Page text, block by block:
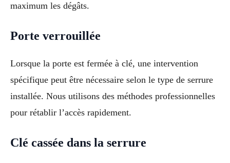
maximum les dégâts.
Porte verrouillée
Lorsque la porte est fermée à clé, une intervention
spécifique peut être nécessaire selon le type de serrure
installée. Nous utilisons des méthodes professionnelles
pour rétablir l’accès rapidement.
Clé cassée dans la serrure